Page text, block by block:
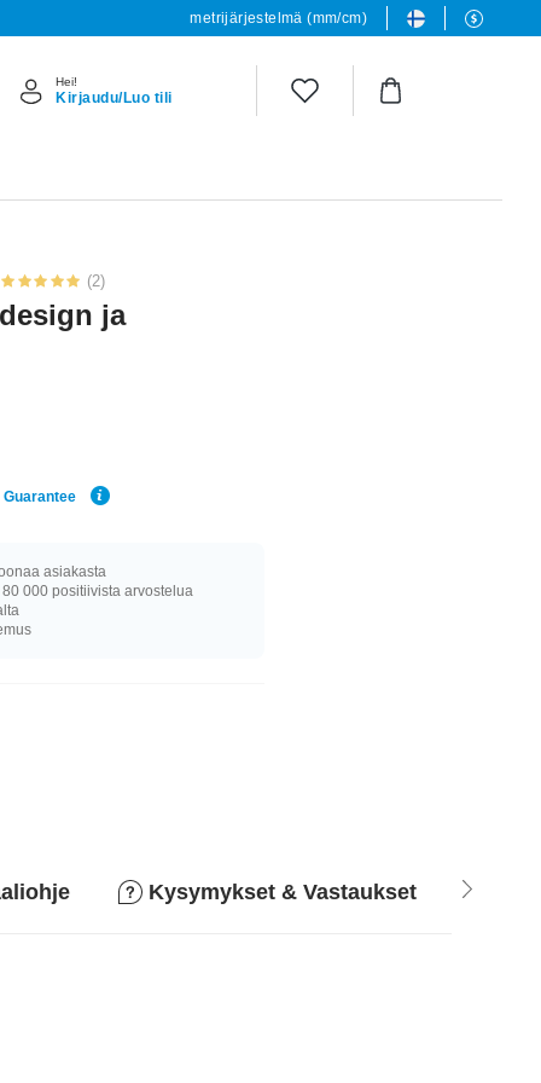
metrijärjestelmä (mm/cm)
Hei!
Kirjaudu/Luo tili
(2)
ja
asiakasta
000 positiivista arvostelua
Kysymykset & Vastaukset